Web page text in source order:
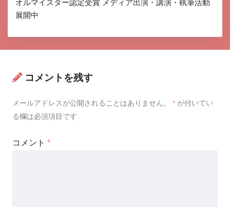
オルマイスター認定受賞 メディア出演・講演・執筆活動
展開中
コメントを残す
メールアドレスが公開されることはありません。 * が付いてい
る欄は必須項目です
コメント *